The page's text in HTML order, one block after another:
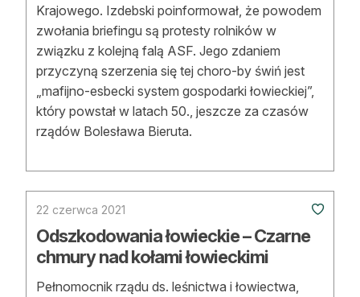
Krajowego. Izdebski poinformował, że powodem
zwołania briefingu są protesty rolników w
związku z kolejną falą ASF. Jego zdaniem
przyczyną szerzenia się tej choro-by świń jest
„mafijno-esbecki system gospodarki łowieckiej”,
który powstał w latach 50., jeszcze za czasów
rządów Bolesława Bieruta.
22 czerwca 2021
Odszkodowania łowieckie – Czarne
chmury nad kołami łowieckimi
Pełnomocnik rządu ds. leśnictwa i łowiectwa,